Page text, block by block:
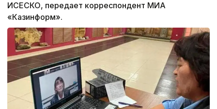
ИСЕСКО, передает корреспондент МИА
«Казинформ».